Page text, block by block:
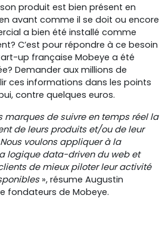
produit est bien présent en
avant comme il se doit ou encore
a bien été installé comme
C’est pour répondre à ce besoin
up française Mobeye a été
Demander aux millions de
ces informations dans les points
contre quelques euros.
marques de suivre en temps réel la
de leurs produits et/ou de leur
voulons appliquer à la
logique data-driven du web et
de mieux piloter leur activité
», résume Augustin
fondateurs de Mobeye.